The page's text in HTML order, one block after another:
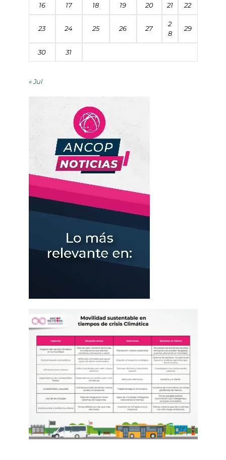
16 17 18 19 20 21 22
23 24 25 26 27
2
8
29
30 31
« Jul